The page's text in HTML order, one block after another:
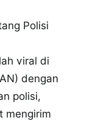
Polisi
viral di
dengan
polisi,
mengirim